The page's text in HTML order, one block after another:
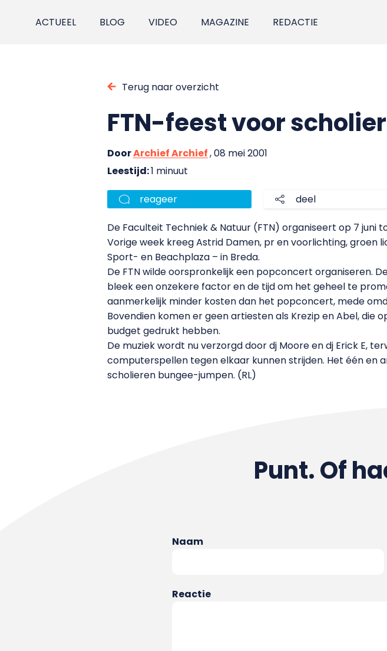
ACTUEEL BLOG VIDEO MAGAZINE REDACTIE
Terug naar overzicht
FTN-feest voor
DoorArchief Archief, 08 mei 2001
Leestijd:1 minuut
reageer deel
De Faculteit Techniek & Natuur (FTN) organiseert op 7
Vorige week kreeg Astrid Damen, pr en voorlichting,
Sport- en Beachplaza – in Breda.
De FTN wilde oorspronkelijk een popconcert organiseren.
bleek een onzekere factor en de tijd om het geheel te
aanmerkelijk minder kosten dan het popconcert, mede
Bovendien komen er geen artiesten als Krezip en Abel, die
budget gedrukt hebben.
De muziek wordt nu verzorgd door dj Moore en dj Erick E,
computerspellen tegen elkaar kunnen strijden. Het één en
scholieren bungee-jumpen. (RL)
Punt. Of
Naam
Reactie